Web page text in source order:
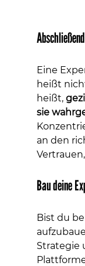
Eine
heißt
heißt,
sie
an den
Bau deine
Bist du
Strategie